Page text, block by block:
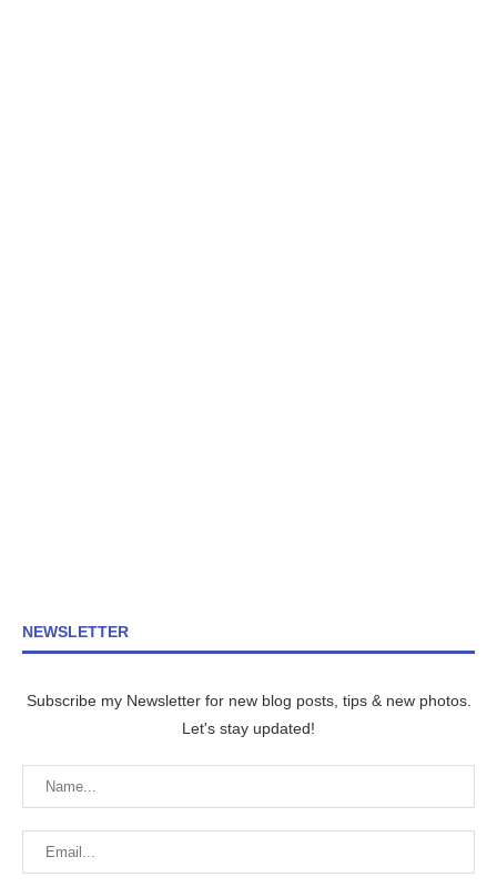
NEWSLETTER
Subscribe my Newsletter for new blog posts, tips & new photos.
Let's stay updated!